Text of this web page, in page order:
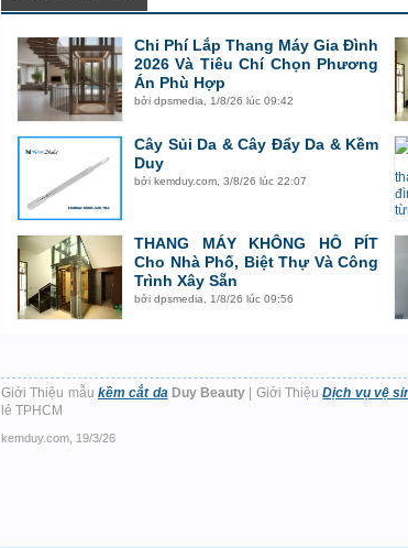
Chi Phí Lắp Thang Máy Gia Đình
2026 Và Tiêu Chí Chọn Phương
Án Phù Hợp
bởi dpsmedia 1/8/26 lúc 09:42
Cây Sủi Da & Cây Đẩy Da & Kềm
Duy
bởi kemduy.com 3/8/26 lúc 22:07
THANG MÁY KHÔNG HỐ PÍT
Cho Nhà Phố, Biệt Thự Và Công
Trình Xây Sẵn
bởi dpsmedia 1/8/26 lúc 09:56
Giới Thiệu mẫu kềm cắt da Duy Beauty | Giới ThiệuDịch vụ vệ
lẻ TPHCM
kemduy.com 19/3/26